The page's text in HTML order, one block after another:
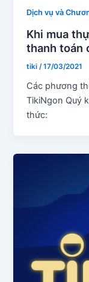
Dịch vụ và
Khi mua
thanh toán
tiki /17/03/2021
Các phương
TikiNgon Quý
thức: